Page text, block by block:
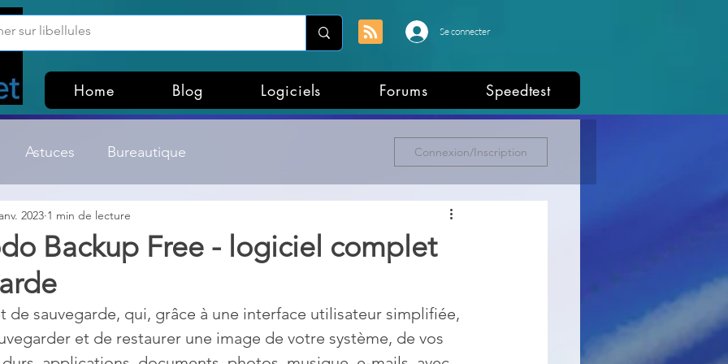
Se connecter
Home Blog Logiciels Forums Speedtest
Astuces Bureautique
Customisation Windows
de fichiers
& Photoshop Linux
Connexion/Inscription
Backup Free - logiciel complet
2023 1 min de lecture
de sauvegarde, qui, grâce à une interface utilisateur simplifiée,
et de restaurer une image de votre système, de vos